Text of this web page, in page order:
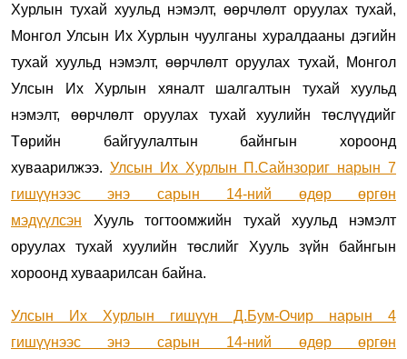
Хурлын тухай хуульд нэмэлт, өөрчлөлт оруулах тухай,
Монгол Улсын Их Хурлын чуулганы хуралдааны дэгийн
тухай хуульд нэмэлт, өөрчлөлт оруулах тухай, Монгол
Улсын Их Хурлын хяналт шалгалтын тухай хуульд
нэмэлт, өөрчлөлт оруулах тухай хуулийн төслүүдийг
Төрийн байгуулалтын байнгын хороонд
хуваарилжээ. Улсын Их Хурлын П.Сайнзориг нарын 7
гишүүнээс энэ сарын 14-ний өдөр өргөн
мэдүүлсэн Хууль тогтоомжийн тухай хуульд нэмэлт
оруулах тухай хуулийн төслийг Хууль зүйн байнгын
хороонд хуваарилсан байна.
Улсын Их Хурлын гишүүн Д.Бум-Очир нарын 4
гишүүнээс энэ сарын 14-ний өдөр өргөн